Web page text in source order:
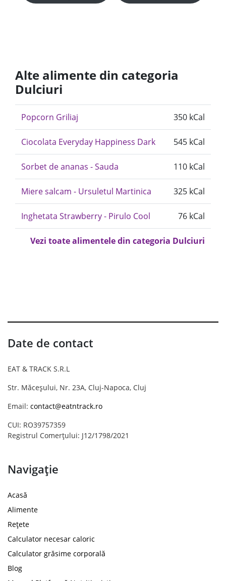
Alte alimente din categoria
Dulciuri
Popcorn Griliaj 350 kCal
Ciocolata Everyday Happiness Dark 545 kCal
Sorbet de ananas - Sauda 110 kCal
Miere salcam - Ursuletul Martinica 325 kCal
Inghetata Strawberry - Pirulo Cool 76 kCal
Vezi toate alimentele din categoria Dulciuri
Date de contact
EAT & TRACK S.R.L
Str. Măceșului, Nr. 23A, Cluj-Napoca, Cluj
Email: contact@eatntrack.ro
CUI: RO39757359
Registrul Comerțului: J12/1798/2021
Navigație
Acasă
Alimente
Rețete
Calculator necesar caloric
Calculator grăsime corporală
Blog